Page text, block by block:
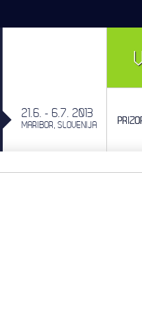
21.6. - 6.7. 2013
MARIBOR, SLOVENIJA